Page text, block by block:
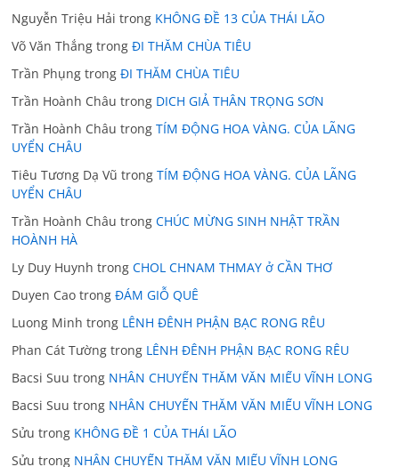
Nguyễn Triệu Hải trong KHÔNG ĐỀ 13 CỦA THÁI LÃO
Võ Văn Thắng trongĐI THĂM CHÙA TIÊU
Trần Phụng trongĐI THĂM CHÙA TIÊU
Trần Hoành Châu trong DICH GIẢ THÂN TRỌNG SƠN
Trần Hoành Châu trongTÍM ĐỘNG HOA VÀNG. CỦA LÃNG
UYỂN CHÂU
Tiêu Tương Dạ Vũ trongTÍM ĐỘNG HOA VÀNG. CỦA LÃNG
UYỂN CHÂU
Trần Hoành Châu trongCHÚC MỪNG SINH NHẬT TRẦN
HOÀNH HÀ
Ly Duy Huynh trongCHOL CHNAM THMAY ở CẦN THƠ
Duyen Cao trongĐÁM GIỖ QUÊ
Luong Minh trong LÊNH ĐÊNH PHẬN BẠC RONG RÊU
Phan Cát Tường trong LÊNH ĐÊNH PHẬN BẠC RONG RÊU
Bacsi Suu trong NHÂN CHUYẾN THĂM VĂN MIẾU VĨNH LONG
Bacsi Suu trong NHÂN CHUYẾN THĂM VĂN MIẾU VĨNH LONG
Sửu trong KHÔNG ĐỀ 1 CỦA THÁI LÃO
Sửu trong NHÂN CHUYẾN THĂM VĂN MIẾU VĨNH LONG